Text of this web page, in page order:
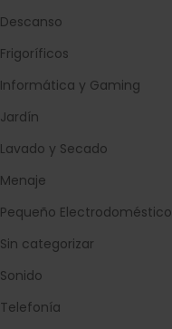
Descanso
Frigoríficos
Informática y Gaming
Jardín
Lavado y Secado
Menaje
Pequeño Electrodoméstico
Sin categorizar
Sonido
Telefonía